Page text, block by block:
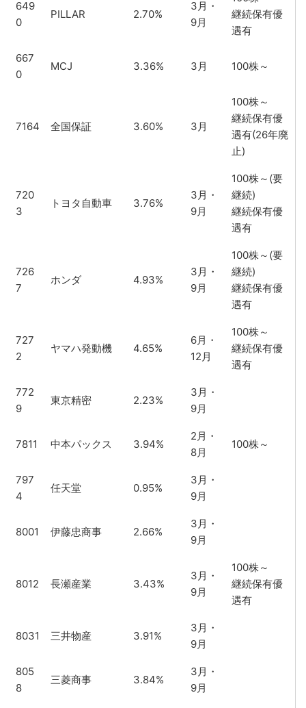
649
0
PILLAR 2.70%
3月・
9月
継続保有優
遇有
667
0
MCJ 3.36% 3月 100株～
7164 全国保証 3.60% 3月
100株～
継続保有優
遇有(26年廃
止)
720
3
トヨタ自動車 3.76%
3月・
9月
100株～(要
継続)
継続保有優
遇有
726
7
ホンダ 4.93%
3月・
9月
100株～(要
継続)
継続保有優
遇有
727
2
ヤマハ発動機 4.65%
6月・
12月
100株～
継続保有優
遇有
772
9
東京精密 2.23%
3月・
9月
7811 中本パックス 3.94%
2月・
8月
100株～
797
4
任天堂 0.95%
3月・
9月
8001 伊藤忠商事 2.66%
3月・
9月
8012 長瀬産業 3.43%
3月・
9月
100株～
継続保有優
遇有
8031 三井物産 3.91%
3月・
9月
805
8
三菱商事 3.84%
3月・
9月